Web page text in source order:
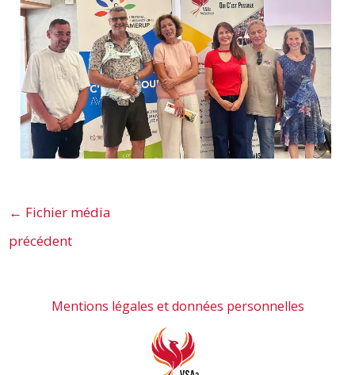
← Fichier média
précédent
Mentions légales et données personnelles